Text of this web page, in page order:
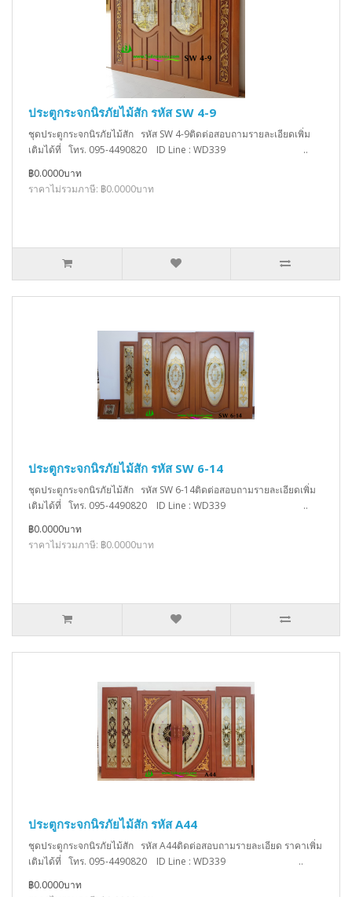
ประตูกระจกนิรภัยไม้สัก รหัส SW 4-9
ชุดประตูกระจกนิรภัยไม้สัก รหัส SW 4-9ติดต่อสอบถามรายละเอียดเพิ่ม
เติมได้ที่ โทร. 095-4490820 ID Line : WD339 ..
฿0.0000บาท
ราคาไม่รวมภาษี: ฿0.0000บาท
ประตูกระจกนิรภัยไม้สัก รหัส SW 6-14
ชุดประตูกระจกนิรภัยไม้สัก รหัส SW 6-14ติดต่อสอบถามรายละเอียดเพิ่ม
เติมได้ที่ โทร. 095-4490820 ID Line : WD339 ..
฿0.0000บาท
ราคาไม่รวมภาษี: ฿0.0000บาท
ประตูกระจกนิรภัยไม้สัก รหัส A44
ชุดประตูกระจกนิรภัยไม้สัก รหัส A44ติดต่อสอบถามรายละเอียด ราคาเพิ่ม
เติมได้ที่ โทร. 095-4490820 ID Line : WD339 ..
฿0.0000บาท